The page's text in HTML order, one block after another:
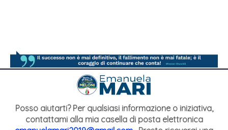
Posso aiutarti? Per qualsiasi informazione o iniziativa,
contattami alla mia casella di posta elettronica